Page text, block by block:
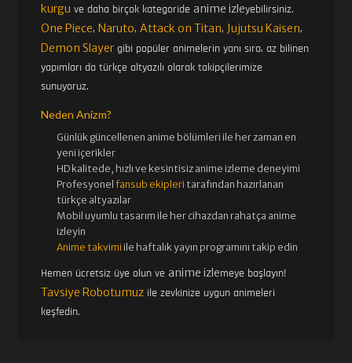
47. BÖLÜM 48. BÖLÜM
49. BÖLÜM 50. BÖLÜM
51. BÖLÜM 52. BÖLÜM
53. BÖLÜM 54. BÖLÜM
55. BÖLÜM 56. BÖLÜM
57. BÖLÜM 58. BÖLÜM
kurgu ve daha birçok kategoride anime izleyebilirsiniz.
One Piece, Naruto,Attack on Titan, Jujutsu Kaisen,
Demon Slayer gibi popüler animelerin yanı sıra, az bilinen
yapımları da türkçe altyazılı olarak takipçilerimize
sunuyoruz.
Neden Anizm?
Günlük güncellenen anime bölümleri ile her zaman en
yeni içerikler
HD kalitede, hızlı ve kesintisiz anime izleme deneyimi
Profesyonelfansub ekipleri tarafından hazırlanan
türkçe altyazılar
Mobil uyumlu tasarım ile her cihazdan rahatça anime
izleyin
Anime takvimi ile haftalık yayın programını takip edin
Hemen ücretsiz üye olun ve anime izlemeye başlayın!
Tavsiye Robotumuz ile zevkinize uygun animeleri
keşfedin.